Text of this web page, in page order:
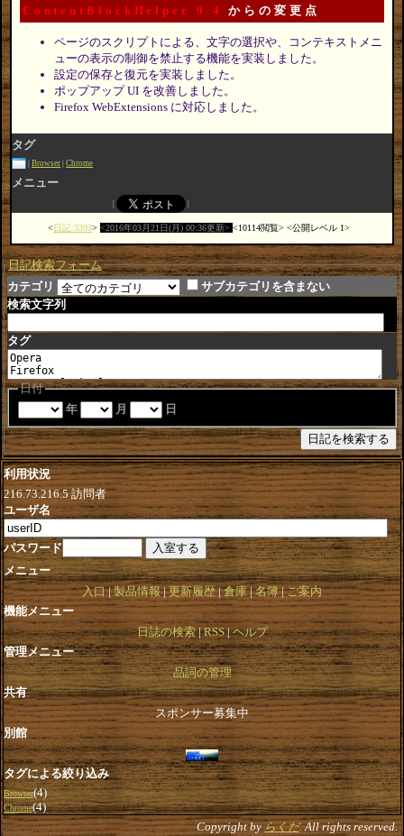
ContentBlockHelper 9.4 からの変更点
ページのスクリプトによる、文字の選択や、コンテキストメニ
ューの表示の制御を禁止する機能を実装しました。
設定の保存と復元を実装しました。
ポップアップ UI を改善しました。
Firefox WebExtensions に対応しました。
タグ
Browser Chrome
メニュー
日記:3393 2016年03月21日(月) 00:36更新 10114閲覧 公開レベル 1
日記検索フォーム
カテゴリ
サブカテゴリを含まない
検索文字列
タグ
日付
年
月 日
利用状況
216.73.216.5訪問者
ユーザ名
パスワード
メニュー
入口 製品情報 更新履歴 倉庫 名簿 ご案内
機能メニュー
日誌の検索 RSS ヘルプ
管理メニュー
品詞の管理
共有
スポンサー募集中
別館
タグによる絞り込み
Browser(4)
Chrome(4)
Copyright byらくだ. All rights reserved.